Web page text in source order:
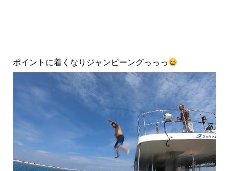
ポイントに着くなりジャンピーングっっっ